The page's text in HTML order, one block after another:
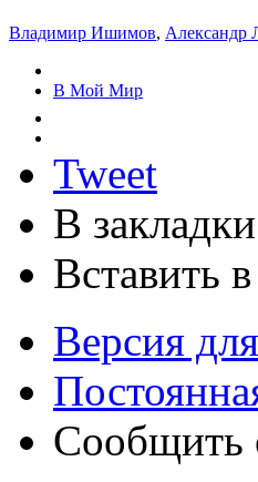
Владимир Ишимов, Александр
В Мой Мир
Tweet
В закладки
Вставить
Версия
Сообщить